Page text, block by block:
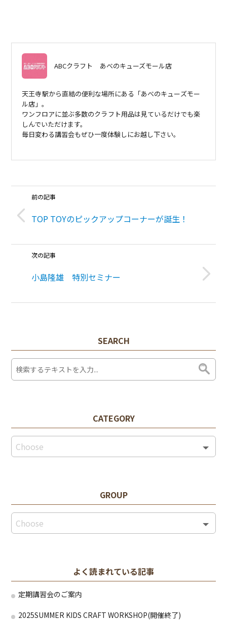
ABCクラフト あべのキューズモール店
天王寺駅から直結の便利な場所にある「あべのキューズモー
ル店」。
ワンフロアに並ぶ多数のクラフト用品は見ているだけでも楽
しんでいただけます。
毎日変わる講習会もぜひ一度体験しにお越し下さい。
前の記事
TOP TOYのピックアップコーナーが誕生！
次の記事
小島隆雄 特別セミナー
SEARCH
CATEGORY
GROUP
よく読まれている記事
定期講習会のご案内
2025SUMMER KIDS CRAFT WORKSHOP(開催終了)